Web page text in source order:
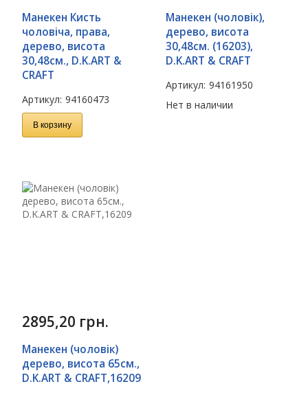
Манекен Кисть
чоловіча, права,
дерево, висота
30,48см., D.K.ART &
CRAFT
Артикул: 94160473
В корзину
Манекен (чоловік),
дерево, висота
30,48см. (16203),
D.K.ART & CRAFT
Артикул: 94161950
Нет в наличии
2895,20 грн.
Манекен (чоловік)
дерево, висота 65см.,
D.K.ART & CRAFT,16209